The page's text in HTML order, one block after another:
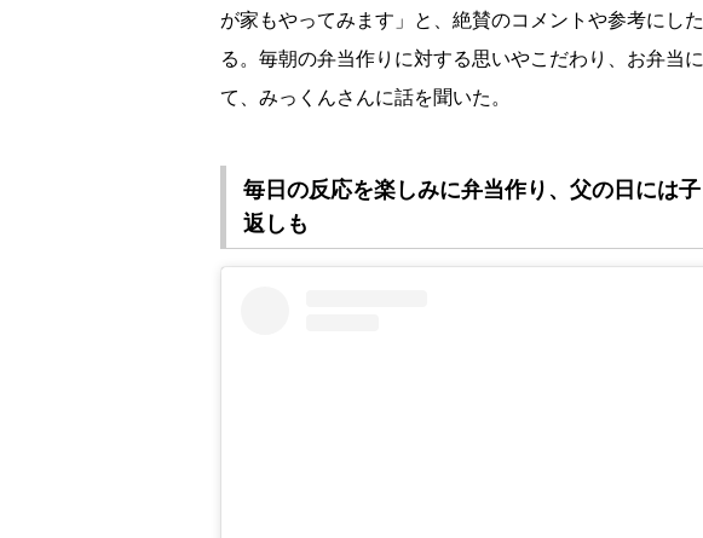
が家もやってみます」と、絶賛のコメントや参考にし
る。毎朝の弁当作りに対する思いやこだわり、お弁当
て、みっくんさんに話を聞いた。
毎日の反応を楽しみに弁当作り、父の日には
返しも